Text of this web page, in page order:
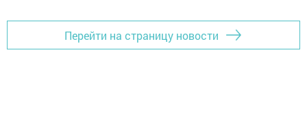
Перейти на страницу новости